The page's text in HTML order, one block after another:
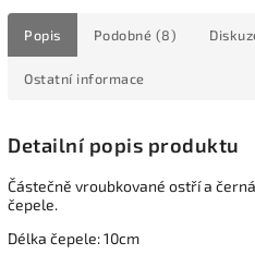
Popis Podobné (8)
Ostatní informace
Detailní popis produktu
Částečně vroubkované ostří a
čepele.
Délka čepele: 10cm